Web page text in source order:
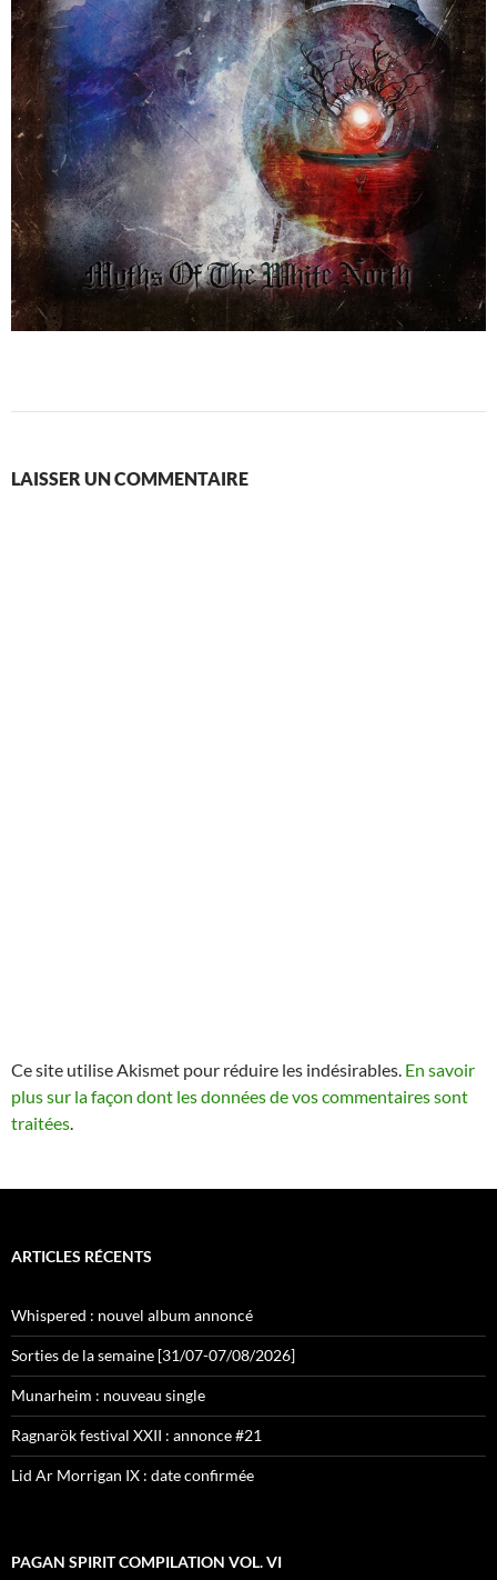
LAISSER UN COMMENTAIRE
Ce site utilise Akismet pour réduire les indésirables. En savoir
plus sur la façon dont les données de vos commentaires sont
traitées.
ARTICLES RÉCENTS
Whispered : nouvel album annoncé
Sorties de la semaine [31/07-07/08/2026]
Munarheim : nouveau single
Ragnarök festival XXII : annonce #21
Lid Ar Morrigan IX : date confirmée
PAGAN SPIRIT COMPILATION VOL. VI